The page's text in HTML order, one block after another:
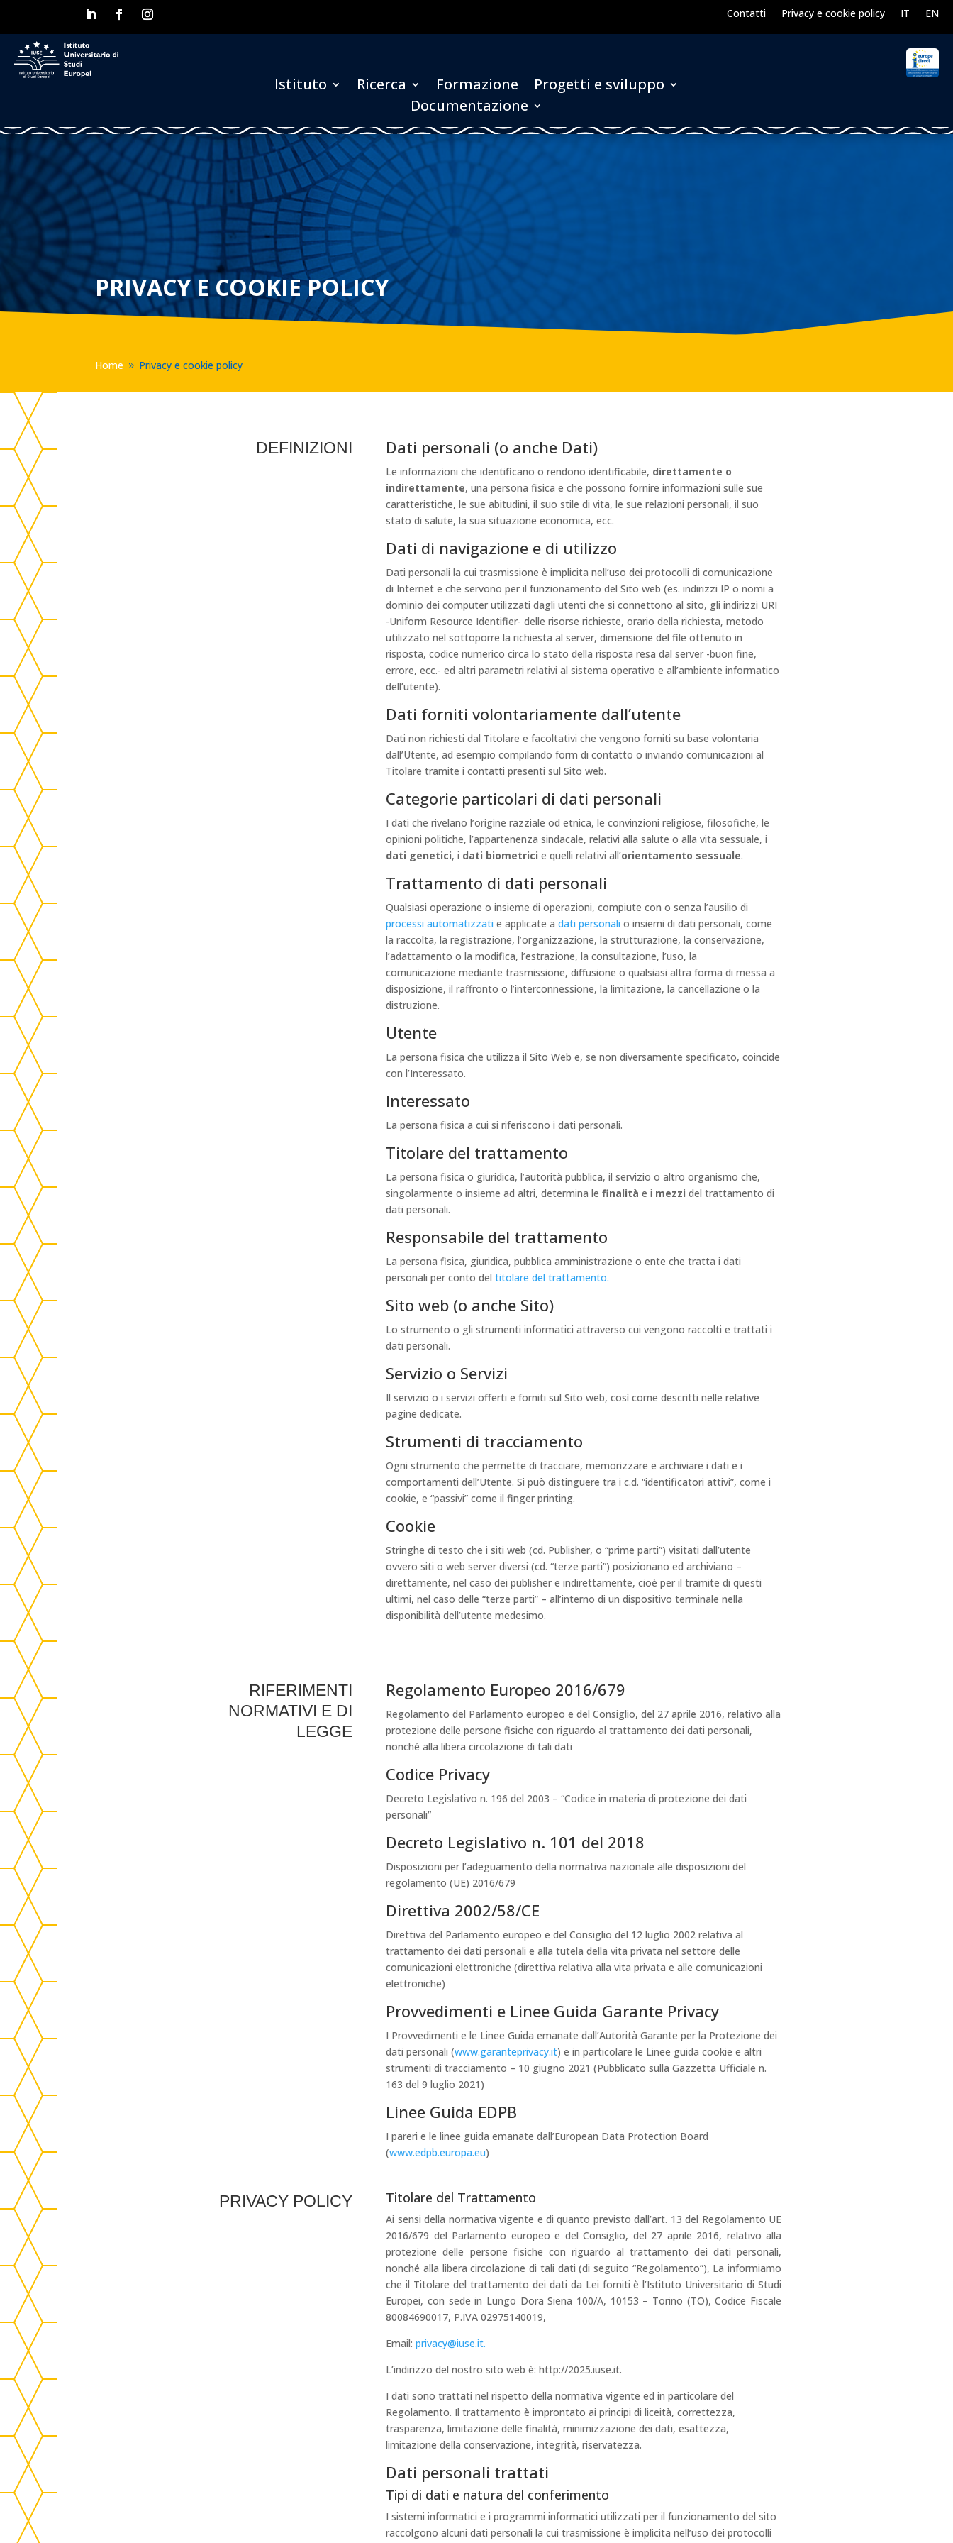
Contatti Privacy e cookie policy IT EN
Istituto Ricerca Formazione
Progetti e sviluppo
Documentazione
PRIVACY E COOKIE POLICY
Home 9 Privacy e cookie policy
DEFINIZIONI Dati personali (o anche Dati)
Le informazioni che identificano o rendono identificabile, direttamente o
indirettamente, una persona fisica e che possono fornire informazioni sulle sue
caratteristiche, le sue abitudini, il suo stile di vita, le sue relazioni personali, il suo
stato di salute, la sua situazione economica, ecc.
Dati di navigazione e di utilizzo
Dati personali la cui trasmissione è implicita nell’uso dei protocolli di comunicazione
di Internet e che servono per il funzionamento del Sito web (es. indirizzi IP o nomi a
dominio dei computer utilizzati dagli utenti che si connettono al sito, gli indirizzi URI
-Uniform Resource Identifier- delle risorse richieste, orario della richiesta, metodo
utilizzato nel sottoporre la richiesta al server, dimensione del file ottenuto in
risposta, codice numerico circa lo stato della risposta resa dal server -buon fine,
errore, ecc.- ed altri parametri relativi al sistema operativo e all’ambiente informatico
dell’utente).
Dati forniti volontariamente dall’utente
Dati non richiesti dal Titolare e facoltativi che vengono forniti su base volontaria
dall’Utente, ad esempio compilando form di contatto o inviando comunicazioni al
Titolare tramite i contatti presenti sul Sito web.
Categorie particolari di dati personali
I dati che rivelano l’origine razziale od etnica, le convinzioni religiose, filosofiche, le
opinioni politiche, l’appartenenza sindacale, relativi alla salute o alla vita sessuale, i
dati genetici, i dati biometrici e quelli relativi all’orientamento sessuale.
Trattamento di dati personali
Qualsiasi operazione o insieme di operazioni, compiute con o senza l’ausilio di
processi automatizzati e applicate adati personali o insiemi di dati personali, come
la raccolta, la registrazione, l’organizzazione, la strutturazione, la conservazione,
l’adattamento o la modifica, l’estrazione, la consultazione, l’uso, la
comunicazione mediante trasmissione, diffusione o qualsiasi altra forma di messa a
disposizione, il raffronto o l’interconnessione, la limitazione, la cancellazione o la
distruzione.
Utente
La persona fisica che utilizza il Sito Web e, se non diversamente specificato, coincide
con l’Interessato.
Interessato
La persona fisica a cui si riferiscono i dati personali.
Titolare del trattamento
La persona fisica o giuridica, l’autorità pubblica, il servizio o altro organismo che,
singolarmente o insieme ad altri, determina lefinalità e i mezzi del trattamento di
dati personali.
Responsabile del trattamento
La persona fisica, giuridica, pubblica amministrazione o ente che tratta i dati
personali per conto deltitolare del trattamento.
Sito web (o anche Sito)
Lo strumento o gli strumenti informatici attraverso cui vengono raccolti e trattati i
dati personali.
Servizio o Servizi
Il servizio o i servizi offerti e forniti sul Sito web, così come descritti nelle relative
pagine dedicate.
Strumenti di tracciamento
Ogni strumento che permette di tracciare, memorizzare e archiviare i dati e i
comportamenti dell’Utente. Si può distinguere tra i c.d. “identificatori attivi”, come i
cookie, e “passivi” come il finger printing.
Cookie
Stringhe di testo che i siti web (cd. Publisher, o “prime parti”) visitati dall’utente
ovvero siti o web server diversi (cd. “terze parti”) posizionano ed archiviano –
direttamente, nel caso dei publisher e indirettamente, cioè per il tramite di questi
ultimi, nel caso delle “terze parti” – all’interno di un dispositivo terminale nella
disponibilità dell’utente medesimo.
RIFERIMENTI
NORMATIVI E DI
LEGGE
Regolamento Europeo 2016/679
Regolamento del Parlamento europeo e del Consiglio, del 27 aprile 2016, relativo alla
protezione delle persone fisiche con riguardo al trattamento dei dati personali,
nonché alla libera circolazione di tali dati
Codice Privacy
Decreto Legislativo n. 196 del 2003 – “Codice in materia di protezione dei dati
personali”
Decreto Legislativo n. 101 del 2018
Disposizioni per l’adeguamento della normativa nazionale alle disposizioni del
regolamento (UE) 2016/679
Direttiva 2002/58/CE
Direttiva del Parlamento europeo e del Consiglio del 12 luglio 2002 relativa al
trattamento dei dati personali e alla tutela della vita privata nel settore delle
comunicazioni elettroniche (direttiva relativa alla vita privata e alle comunicazioni
elettroniche)
Provvedimenti e Linee Guida Garante Privacy
I Provvedimenti e le Linee Guida emanate dall’Autorità Garante per la Protezione dei
dati personali (www.garanteprivacy.it) e in particolare le Linee guida cookie e altri
strumenti di tracciamento – 10 giugno 2021 (Pubblicato sulla Gazzetta Ufficiale n.
163 del 9 luglio 2021)
Linee Guida EDPB
I pareri e le linee guida emanate dall’European Data Protection Board
(www.edpb.europa.eu)
PRIVACY POLICY Titolare del Trattamento
Ai sensi della normativa vigente e di quanto previsto dall’art. 13 del Regolamento UE
2016/679 del Parlamento europeo e del Consiglio, del 27 aprile 2016, relativo alla
protezione delle persone fisiche con riguardo al trattamento dei dati personali,
nonché alla libera circolazione di tali dati (di seguito “Regolamento”), La informiamo
che il Titolare del trattamento dei dati da Lei forniti è l’Istituto Universitario di Studi
Europei, con sede in Lungo Dora Siena 100/A, 10153 – Torino (TO), Codice Fiscale
80084690017, P.IVA 02975140019,
Email:privacy@iuse.it.
L’indirizzo del nostro sito web è: http://2025.iuse.it.
I dati sono trattati nel rispetto della normativa vigente ed in particolare del
Regolamento. Il trattamento è improntato ai principi di liceità, correttezza,
trasparenza, limitazione delle finalità, minimizzazione dei dati, esattezza,
limitazione della conservazione, integrità, riservatezza.
Dati personali trattati
Tipi di dati e natura del conferimento
I sistemi informatici e i programmi informatici utilizzati per il funzionamento del sito
raccolgono alcuni dati personali la cui trasmissione è implicita nell’uso dei protocolli